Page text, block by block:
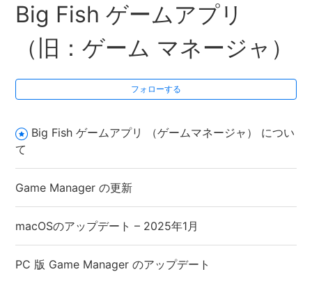
Big Fish ゲームアプリ
（旧：ゲーム マネージャ）
フォローする
Big Fish ゲームアプリ （ゲームマネージャ） につい
て
Game Manager の更新
macOSのアップデート – 2025年1月
PC 版 Game Manager のアップデート